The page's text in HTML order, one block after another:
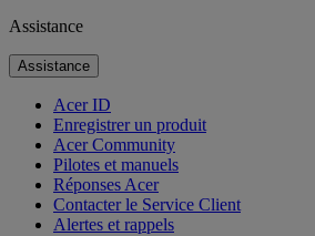
Assistance
Assistance
Acer ID
Enregistrer un produit
Acer Community
Pilotes et manuels
Réponses Acer
Contacter le Service Client
Alertes et rappels